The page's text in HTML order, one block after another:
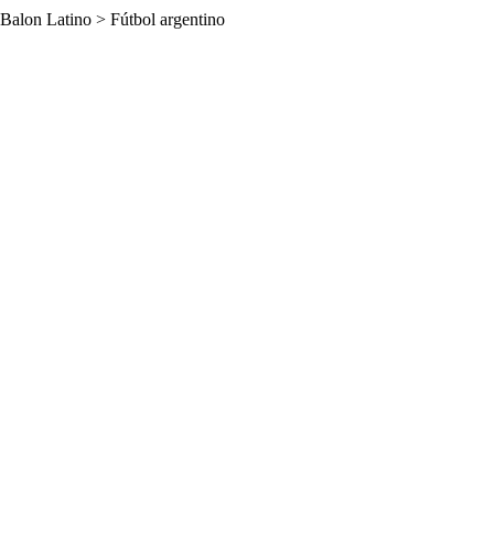
Balon Latino > Fútbol argentino